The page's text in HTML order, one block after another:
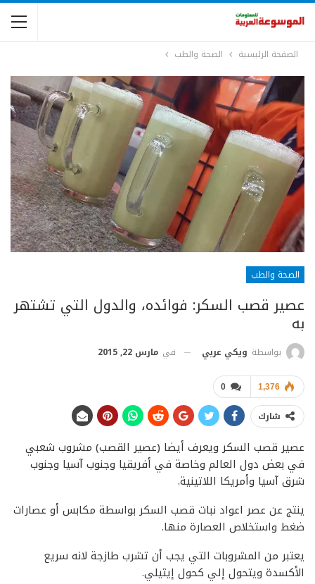
الصفحة الرئيسية الصحة والطب
الصحة والطب
عصير قصب السكر: فوائده، والدول التي تشتهر
به
بواسطة ويكي عربي في مارس 22, 2015
0 1,376
شارك
عصير قصب السكر ويعرف أيضا (عصير القصب) مشروب شعبي
في بعض دول العالم وخاصة في أفريقيا وجنوب آسيا وجنوب
شرق آسيا وأمريكا اللاتينية.
ينتج عن عصر اعواد نبات قصب السكر بواسطة مكابس أو عصارات
ضغط واستخلاص العصارة منها.
يعتبر من المشروبات التي يجب أن تشرب طازجة لانه سريع
الأكسدة ويتحول إلي كحول إيثيلي.